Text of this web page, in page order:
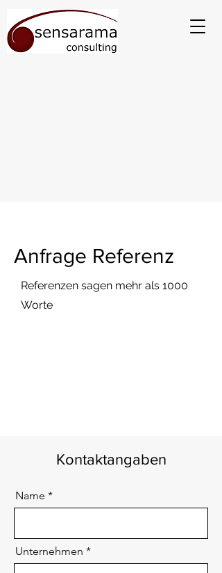
Anfrage Referenz
Referenzen sagen mehr als 1000
Worte
Kontaktangaben
Name
Unternehmen